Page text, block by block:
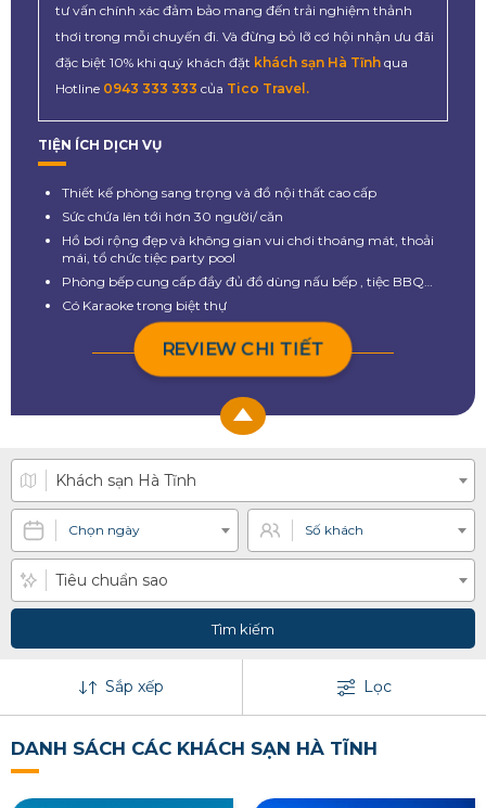
tư vấn chính xác đảm bảo mang đến trải nghiệm thảnh
thơi trong mỗi chuyến đi. Và đừng bỏ lỡ cơ hội nhận ưu đãi
đặc biệt 10% khi quý khách đặt khách sạn Hà Tĩnh qua
Hotline 0943 333 333 của Tico Travel.
TIỆN ÍCH DỊCH VỤ
Thiết kế phòng sang trọng và đồ nội thất cao cấp
Sức chứa lên tới hơn 30 người/ căn
Hồ bơi rộng đẹp và không gian vui chơi thoáng mát, thoải
mái, tổ chức tiệc party pool
Phòng bếp cung cấp đầy đủ đồ dùng nấu bếp , tiệc BBQ…
Có Karaoke trong biệt thự
REVIEW CHI TIẾT
Khách sạn Hà Tĩnh
Chọn ngày Số khách
Tiêu chuẩn sao
Tìm kiếm
Sắp xếp Lọc
DANH SÁCH CÁC KHÁCH SẠN HÀ TĨNH